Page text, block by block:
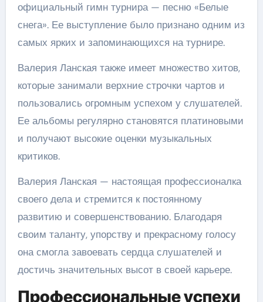
официальный гимн турнира — песню «Белые
снега». Ее выступление было признано одним из
самых ярких и запоминающихся на турнире.
Валерия Ланская также имеет множество хитов,
которые занимали верхние строчки чартов и
пользовались огромным успехом у слушателей.
Ее альбомы регулярно становятся платиновыми
и получают высокие оценки музыкальных
критиков.
Валерия Ланская — настоящая профессионалка
своего дела и стремится к постоянному
развитию и совершенствованию. Благодаря
своим таланту, упорству и прекрасному голосу
она смогла завоевать сердца слушателей и
достичь значительных высот в своей карьере.
Профессиональные успехи